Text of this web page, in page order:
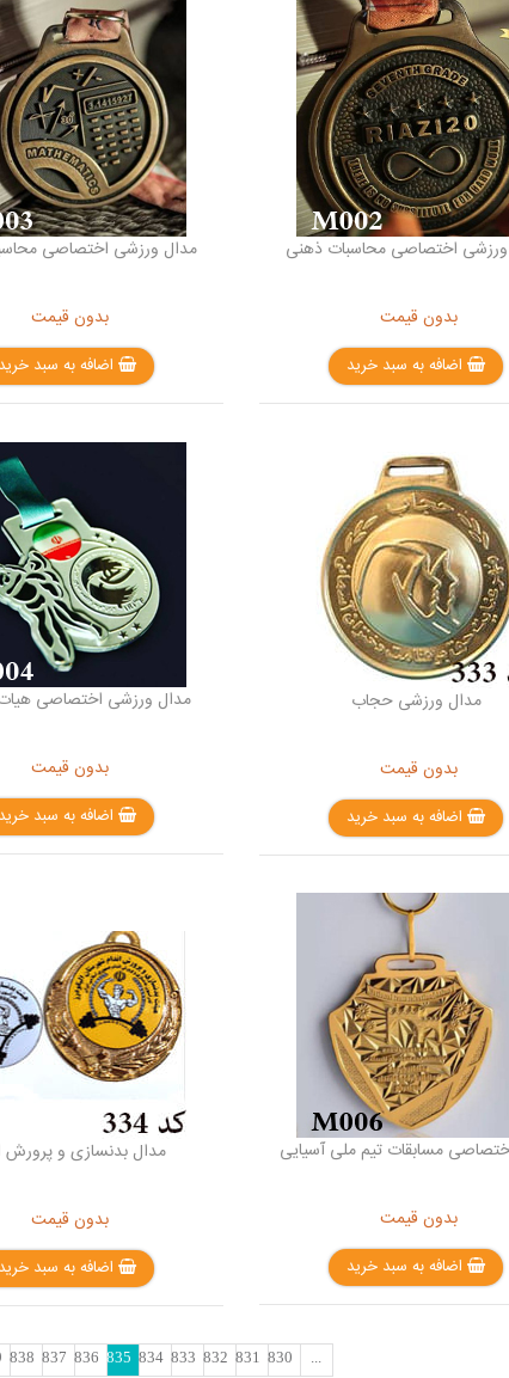
اختصاصی محاسبات ذهنی
بدون قیمت
اضافه به سبد خرید
مدال ورزشی اختصاصی
بدون قیمت
اضافه به سبد خرید
مدال ورزشی حجاب
بدون قیمت
اضافه به سبد خرید
مدال ورزشی اختصاصی هیات
بدون قیمت
اضافه به سبد خرید
مسابقات تیم ملی آسیایی
بدون قیمت
اضافه به سبد خرید
مدال بدنسازی و پرورش
بدون قیمت
اضافه به سبد خرید
...
830
831
832
833
834
835
836
837
838